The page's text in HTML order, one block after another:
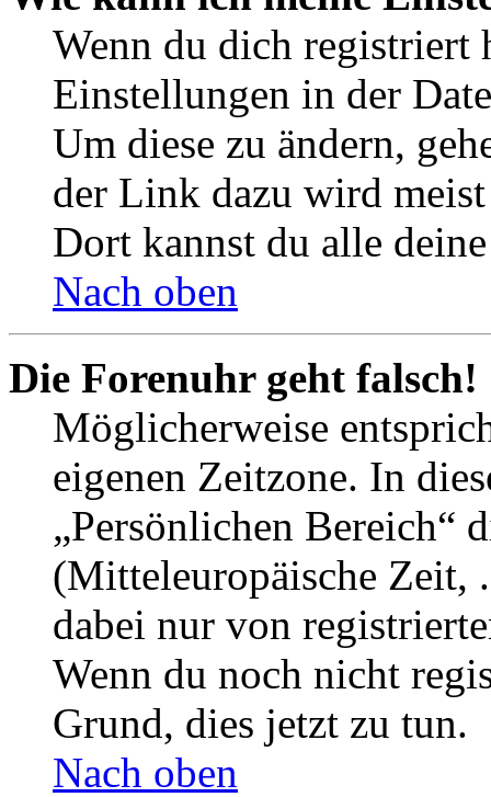
Wenn du dich registriert
Einstellungen in der
Um diese zu ändern,
der Link dazu wird
Dort kannst du alle
Nach oben
Die Forenuhr geht falsch!
Möglicherweise
eigenen Zeitzone. In
„Persönlichen Bereich“
(Mitteleuropäische Zeit,
dabei nur von
Wenn du noch nicht
Grund, dies jetzt zu tun.
Nach oben